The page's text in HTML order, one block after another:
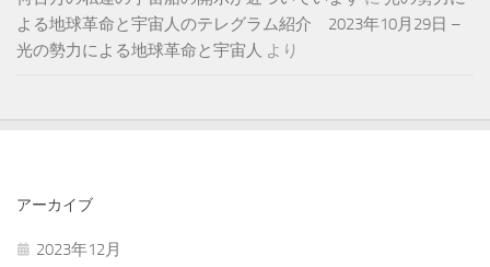
よる地球革命と宇宙人のテレグラム紹介 2023年10月29日 –
光の勢力による地球革命と宇宙人 より
アーカイブ
2023年12月